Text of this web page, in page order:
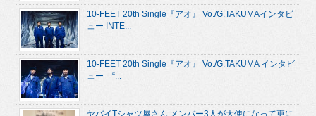
10-FEET 20th Single『アオ』 Vo./G.TAKUMAインタビ
ュー INTE...
10-FEET 20th Single『アオ』 Vo./G.TAKUMA インタビ
ュー “...